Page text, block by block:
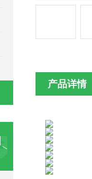
产品详情